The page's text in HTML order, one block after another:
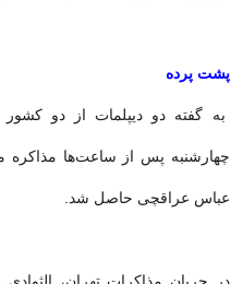
پشت پرده
به گفته دو دیپلمات از دو کشور
چهارشنبه پس از ساعت‌ها مذاکره
عباس عراقچی حاصل شد.